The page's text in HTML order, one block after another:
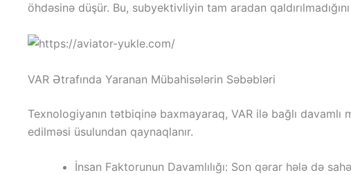
öhdəsinə düşür. Bu, subyektivliyin tam aradan
VAR Ətrafında Yaranan Mübahisələrin Səbəbləri
Texnologiyanın tətbiqinə baxmayaraq, VAR ilə bağlı
edilməsi üsulundan qaynaqlanır.
İnsan Faktorunun Davamlılığı: Son qərar hələ də